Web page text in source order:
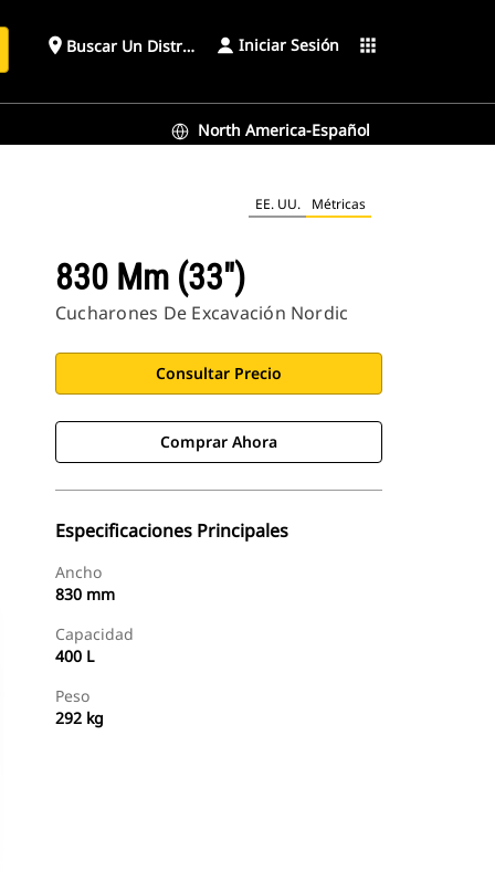
place Buscar Un Distribuidor Iniciar Sesión apps
North America-Español
EE. UU. Métricas
830 Mm (33")
Cucharones De Excavación Nordic
Consultar Precio
Comprar Ahora
Especificaciones Principales
Ancho
830 mm
Capacidad
400 L
Peso
292 kg